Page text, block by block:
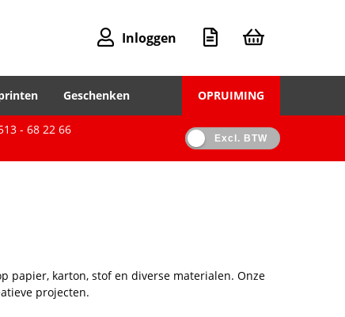
Inloggen
Geschenken OPRUIMING
- 68 22 66
Excl. BTW
papier, karton, stof en diverse materialen. Onze
projecten.